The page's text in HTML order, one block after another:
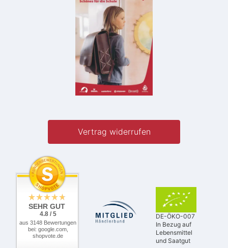
Vertrag widerrufen
SEHR GUT
4.8 / 5
aus 3148 Bewertungen
bei: google.com,
shopvote.de
DE-ÖKO-007
In Bezug auf
Lebensmittel
und Saatgut